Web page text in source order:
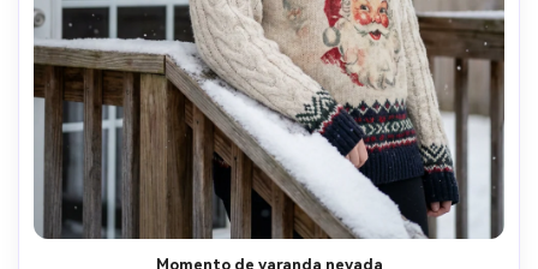
Momento de varanda nevada